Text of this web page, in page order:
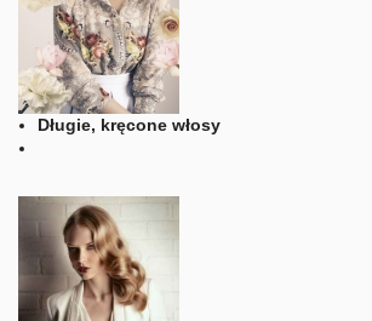
Długie, kręcone włosy